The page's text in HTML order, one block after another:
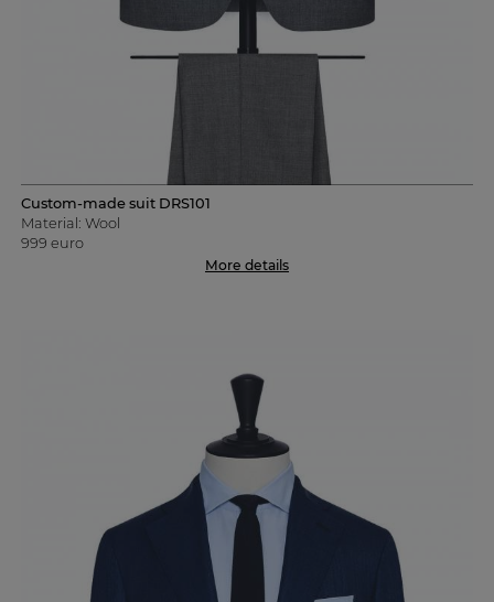
Custom-made suit DRS101
Material: Wool
999 euro
More details